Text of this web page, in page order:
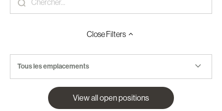
CloseFilters
Tous les emplacements
View all open positions